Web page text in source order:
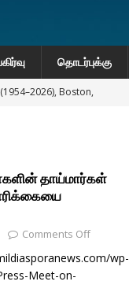
தொடர்புக்கு
Boston,
Remarks
மகா சங்க மாநாடு
தாய்மார்கள்
Comments Off
wp-
Meet-on-